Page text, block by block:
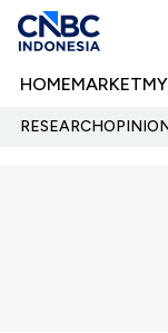
HOMEMARKET
RESEARCH